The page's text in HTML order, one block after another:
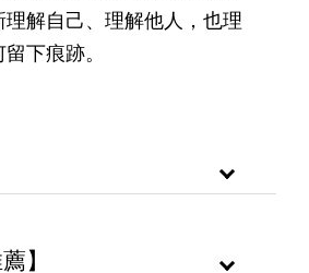
解自己、理解他人，也理
下痕跡。
】